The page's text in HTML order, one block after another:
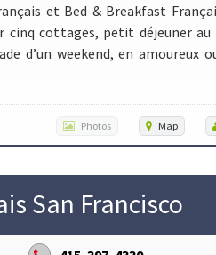
et Bed & Breakfast
cinq cottages, petit déjeuner
d’un weekend, en amoureux
Photos Map
San Francisco